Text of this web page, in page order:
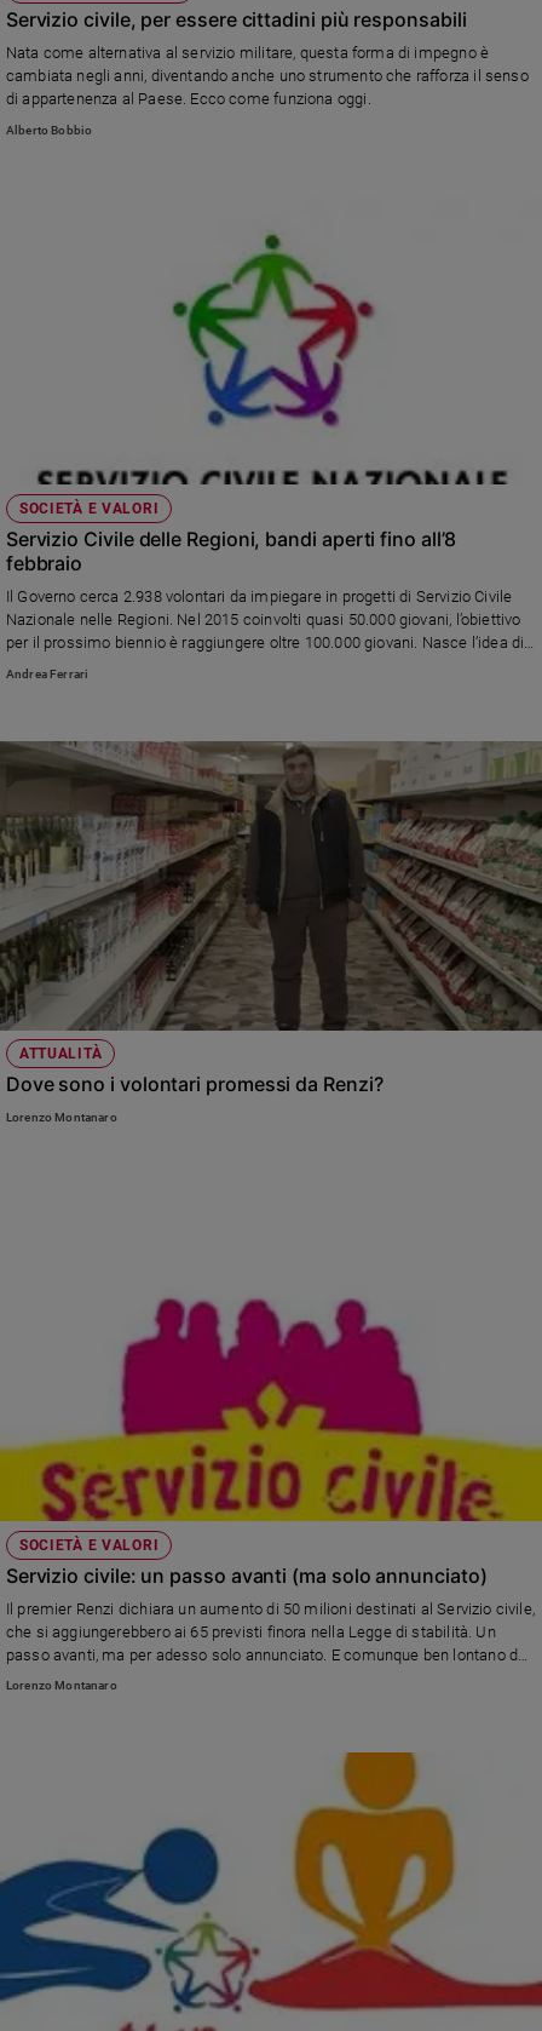
Servizio civile, per essere cittadini più responsabili
Nata come alternativa al servizio militare, questa forma di impegno è
cambiata negli anni, diventando anche uno strumento che rafforza il senso
di appartenenza al Paese. Ecco come funziona oggi.
Alberto Bobbio
SOCIETÀ E VALORI
Servizio Civile delle Regioni, bandi aperti fino all’8
febbraio
Il Governo cerca 2.938 volontari da impiegare in progetti di Servizio Civile
Nazionale nelle Regioni. Nel 2015 coinvolti quasi 50.000 giovani, l’obiettivo
per il prossimo biennio è raggiungere oltre 100.000 giovani. Nasce l’idea di
un Erasmus del Servizio Civile.
Andrea Ferrari
ATTUALITÀ
Dove sono i volontari promessi da Renzi?
Lorenzo Montanaro
SOCIETÀ E VALORI
Servizio civile: un passo avanti (ma solo annunciato)
Il premier Renzi dichiara un aumento di 50 milioni destinati al Servizio civile,
che si aggiungerebbero ai 65 previsti finora nella Legge di stabilità. Un
passo avanti, ma per adesso solo annunciato. E comunque ben lontano da
quanto servirebbe per realizzare il Servizio civile universale di cui lo stesso
Lorenzo Montanaro